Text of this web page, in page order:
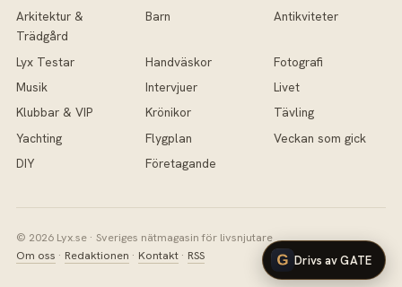
Arkitektur &
Trädgård
Barn Antikviteter
Lyx Testar Handväskor
Fotografi
Musik
Intervjuer
Livet
Klubbar & VIP
Krönikor
Tävling
Yachting
Flygplan
Veckan som gick
DIY
Företagande
© 2026 Lyx.se · Sveriges nätmagasin för livsnjutare
Om oss · Redaktionen · Kontakt· RSS Drivs av GATE